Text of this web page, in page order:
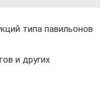
типа павильонов
и других